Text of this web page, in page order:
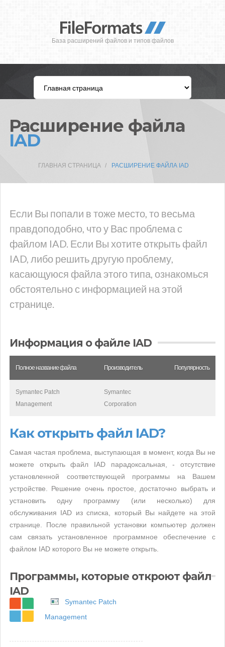
База расширений файлов и типов файлов
Расширение файла
IAD
ГЛАВНАЯ СТРАНИЦА РАСШИРЕНИЕ ФАЙЛА IAD
Если Вы попали в тоже место, то весьма
правдоподобно, что у Вас проблема с
файлом IAD. Если Вы хотите открыть файл
IAD, либо решить другую проблему,
касающуюся файла этого типа, ознакомься
обстоятельно с информацией на этой
странице.
Информация о файле IAD
Полное название файла Производитель Популярность
Symantec Patch
Management
Symantec
Corporation
Как открыть файл IAD?
Самая частая проблема, выступающая в момент, когда Вы не
можете открыть файл IAD парадоксальная, - отсутствие
установленной соответствующей программы на Вашем
устройстве. Решение очень простое, достаточно выбрать и
установить одну программу (или несколько) для
обслуживания IAD из списка, который Вы найдете на этой
странице. После правильной установки компьютер должен
сам связать установленное программное обеспечение с
файлом IAD которого Вы не можете открыть.
Программы, которые откроют файл
IAD
Symantec Patch
Management